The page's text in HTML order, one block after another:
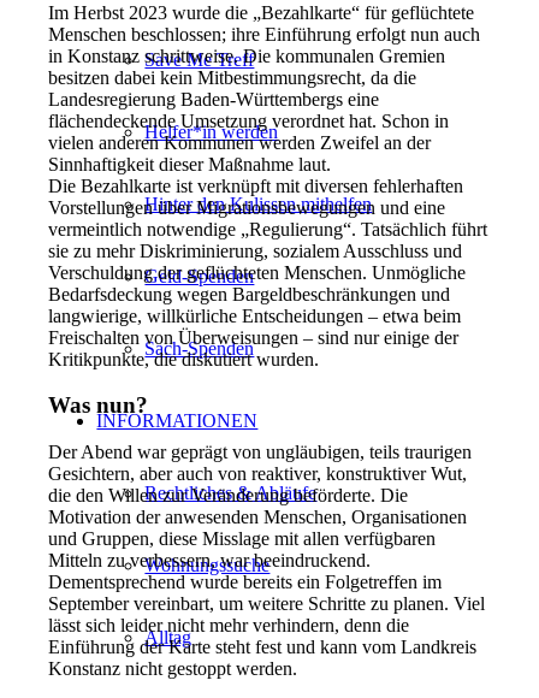
Save Me Treff
Helfer*in werden
Hinter den Kulissen mithelfen
Geld-Spenden
Sach-Spenden
INFORMATIONEN
Rechtliches & Abläufe
Wohnungssuche
Alltag
Im Herbst 2023 wurde die „Bezahlkarte“ für geflüchtete
Menschen beschlossen; ihre Einführung erfolgt nun auch
in Konstanz schrittweise. Die kommunalen Gremien
besitzen dabei kein Mitbestimmungsrecht, da die
Landesregierung Baden-Württembergs eine
flächendeckende Umsetzung verordnet hat. Schon in
vielen anderen Kommunen werden Zweifel an der
Sinnhaftigkeit dieser Maßnahme laut.
Die Bezahlkarte ist verknüpft mit diversen fehlerhaften
Vorstellungen über Migrationsbewegungen und eine
vermeintlich notwendige „Regulierung“. Tatsächlich führt
sie zu mehr Diskriminierung, sozialem Ausschluss und
Verschuldung der geflüchteten Menschen. Unmögliche
Bedarfs­­deckung wegen Bargeld­beschränkungen und
langwierige, willkürliche Entscheidungen – etwa beim
Freischalten von Überweisungen – sind nur einige der
Kritikpunkte, die diskutiert wurden.
Was nun?
Der Abend war geprägt von ungläubigen, teils traurigen
Gesichtern, aber auch von reaktiver, konstruktiver Wut,
die den Willen zur Veränderung beförderte. Die
Motivation der anwesenden Menschen, Organisationen
und Gruppen, diese Misslage mit allen verfügbaren
Mitteln zu verbessern, war beeindruckend.
Dementsprechend wurde bereits ein Folgetreffen im
September vereinbart, um weitere Schritte zu planen. Viel
lässt sich leider nicht mehr verhindern, denn die
Einführung der Karte steht fest und kann vom Landkreis
Konstanz nicht gestoppt werden.